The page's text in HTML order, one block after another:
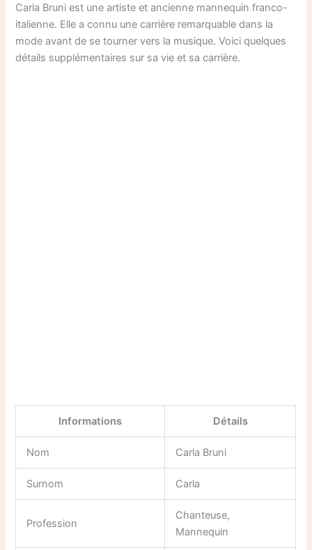
Carla Bruni est une artiste et ancienne mannequin franco-
italienne. Elle a connu une carrière remarquable dans la
mode avant de se tourner vers la musique. Voici quelques
détails supplémentaires sur sa vie et sa carrière.
Informations Détails
Nom Carla Bruni
Surnom Carla
Profession
Chanteuse,
Mannequin